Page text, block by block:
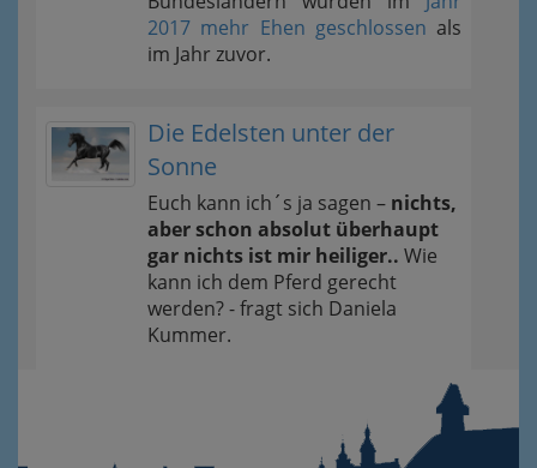
2017 mehr Ehen geschlossen als
im Jahr zuvor.
Die Edelsten unter der
Sonne
Euch kann ich´s ja sagen – nichts,
aber schon absolut überhaupt
gar nichts ist mir heiliger.. Wie
kann ich dem Pferd gerecht
werden? - fragt sich Daniela
Kummer.